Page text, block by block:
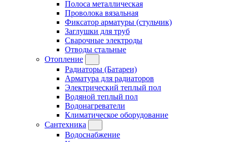
Полоса металлическая
Проволока вязальная
Фиксатор арматуры (стульчик)
Заглушки для труб
Сварочные электроды
Отводы стальные
Отопление
Радиаторы (Батареи)
Арматура для радиаторов
Электрический теплый пол
Водяной теплый пол
Водонагреватели
Климатическое оборудование
Сантехника
Водоснабжение